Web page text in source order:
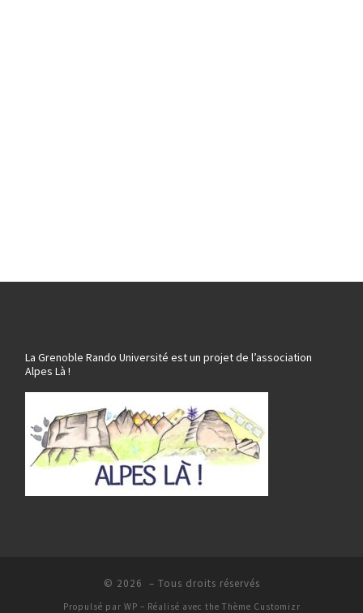
La Grenoble Rando Université est un projet de l’association
Alpes Là !
© 2026 – Tous droits réservés
Propulsé par WP – Réalisé avec the Thème Customizr